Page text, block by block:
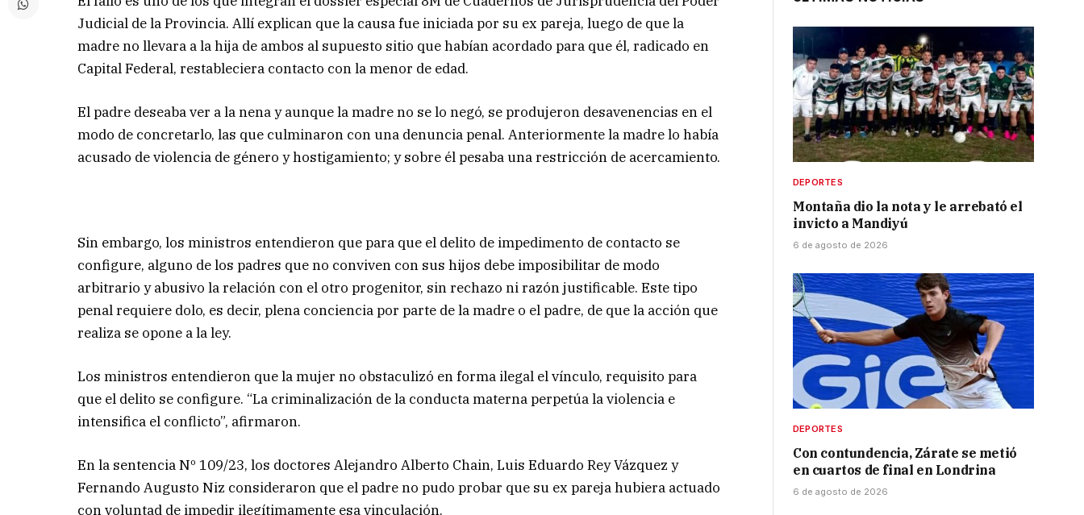
Judicial de la Provincia. Allí explican que la causa fue iniciada por su ex pareja, luego de que la
madre no llevara a la hija de ambos al supuesto sitio que habían acordado para que él, radicado en
Capital Federal, restableciera contacto con la menor de edad.
El padre deseaba ver a la nena y aunque la madre no se lo negó, se produjeron desavenencias en el
modo de concretarlo, las que culminaron con una denuncia penal. Anteriormente la madre lo había
acusado de violencia de género y hostigamiento; y sobre él pesaba una restricción de acercamiento.
Sin embargo, los ministros entendieron que para que el delito de impedimento de contacto se
configure, alguno de los padres que no conviven con sus hijos debe imposibilitar de modo
arbitrario y abusivo la relación con el otro progenitor, sin rechazo ni razón justificable. Este tipo
penal requiere dolo, es decir, plena conciencia por parte de la madre o el padre, de que la acción que
realiza se opone a la ley.
Los ministros entendieron que la mujer no obstaculizó en forma ilegal el vínculo, requisito para
que el delito se configure. “La criminalización de la conducta materna perpetúa la violencia e
intensifica el conflicto”, afirmaron.
En la sentencia Nº 109/23, los doctores Alejandro Alberto Chain, Luis Eduardo Rey Vázquez y
Fernando Augusto Niz consideraron que el padre no pudo probar que su ex pareja hubiera actuado
con voluntad de impedir ilegítimamente esa vinculación.
DEPORTES
Montaña dio la nota y le arrebató el
invicto a Mandiyú
6 de agosto de 2026
DEPORTES
Con contundencia, Zárate se metió
en cuartos de final en Londrina
6 de agosto de 2026